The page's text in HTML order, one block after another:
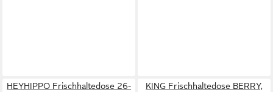
HEYHIPPO Frischhaltedose 26-
KING Frischhaltedose BERRY,